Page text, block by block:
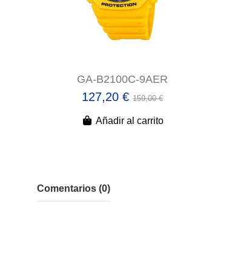
GA-B2100C-9AER
127,20 €159,00 €
Añadir al carrito
Comentarios (0)